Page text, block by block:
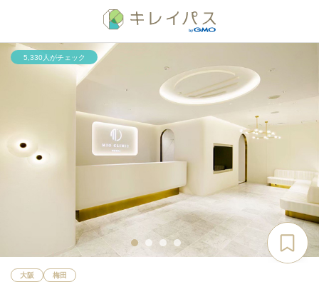
5,330人がチェック
大阪 梅田